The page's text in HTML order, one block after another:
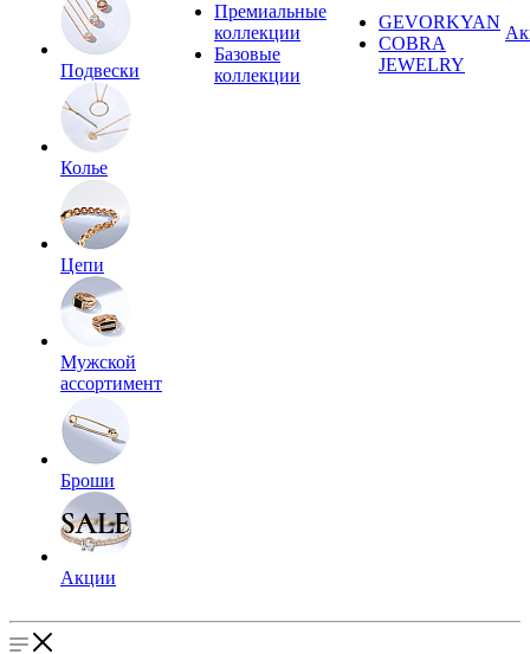
Подвески
Колье
Цепи
Мужской
ассортимент
Броши
Акции
Премиальные
коллекции
Базовые
коллекции
GEVORKYAN
COBRA
JEWELRY